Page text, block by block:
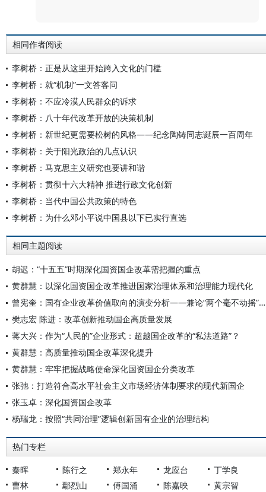
相同作者阅读
李树桥：正是从这里开始跨入文化的门槛
李树桥：就“机制”一文答客问
李树桥：不应冷漠人民群众的诉求
李树桥：八十年代改革开放的决策机制
李树桥：新世纪更需要松树的风格——纪念陶铸同志诞辰一百周年
李树桥：关于阳光政治的几点认识
李树桥：马克思主义研究也要讲和谐
李树桥：贯彻十六大精神 推进行政文化创新
李树桥：当代中国公共政策的特色
李树桥：为什么邓小平说中国县以下已实行直选
相同主题阅读
胡迟：“十五五”时期深化国资国企改革需把握的重点
黄群慧：以深化国资国企改革推进国家治理体系和治理能力现代化
曾宪奎：国有企业改革价值取向的演变分析——兼论“两个毫不动摇”之间的关系
樊志宏 陈进：改革创新推动国企高质量发展
蒋大兴：作为“人民的”企业形式：超越国企改革的“私法道路”？
黄群慧：高质量推动国企改革深化提升
黄群慧：牢牢把握战略使命深化国资国企分类改革
张弛：打造符合高水平社会主义市场经济体制要求的现代新国企
张玉卓：深化国资国企改革
杨瑞龙：按照“共同治理”逻辑创新国有企业的治理结构
热门专栏
秦晖 陈行之 郑永年 龙应台
丁学良
曹林
鄢烈山 傅国涌 陈嘉映 黄宗智